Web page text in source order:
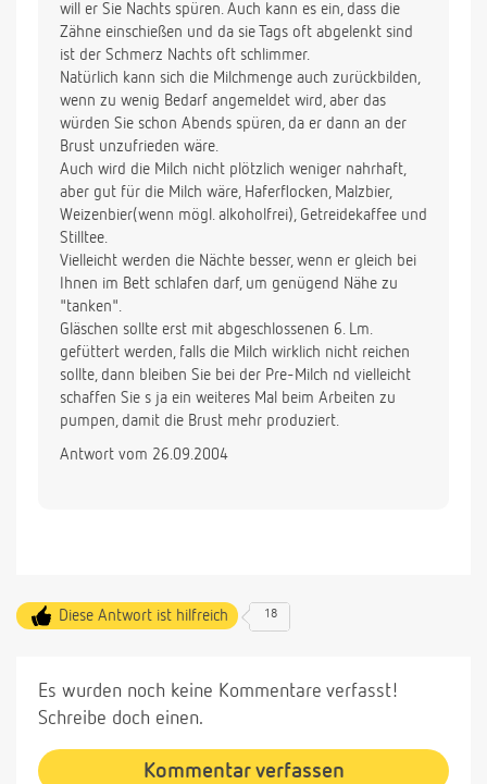
will er Sie Nachts spüren. Auch kann es ein, dass die
Zähne einschießen und da sie Tags oft abgelenkt sind
ist der Schmerz Nachts oft schlimmer.
Natürlich kann sich die Milchmenge auch zurückbilden,
wenn zu wenig Bedarf angemeldet wird, aber das
würden Sie schon Abends spüren, da er dann an der
Brust unzufrieden wäre.
Auch wird die Milch nicht plötzlich weniger nahrhaft,
aber gut für die Milch wäre, Haferflocken, Malzbier,
Weizenbier(wenn mögl. alkoholfrei), Getreidekaffee und
Stilltee.
Vielleicht werden die Nächte besser, wenn er gleich bei
Ihnen im Bett schlafen darf, um genügend Nähe zu
"tanken".
Gläschen sollte erst mit abgeschlossenen 6. Lm.
gefüttert werden, falls die Milch wirklich nicht reichen
sollte, dann bleiben Sie bei der Pre-Milch nd vielleicht
schaffen Sie s ja ein weiteres Mal beim Arbeiten zu
pumpen, damit die Brust mehr produziert.
Antwort vom 26.09.2004
Diese Antwort ist hilfreich 18
Es wurden noch keine Kommentare verfasst!
Schreibe doch einen.
Kommentar verfassen